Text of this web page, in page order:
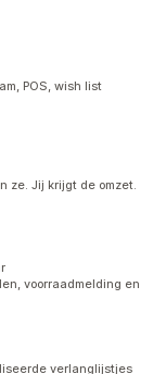
POS, wish list
ze. Jij krijgt de omzet.
voorraadmelding en
verlanglijstjes